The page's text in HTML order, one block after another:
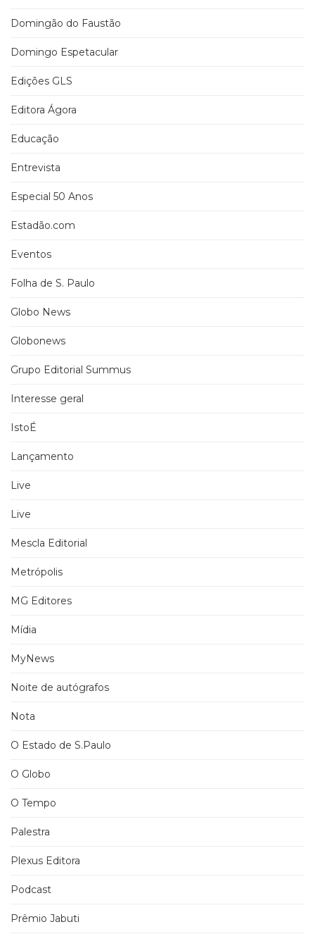
Domingão do Faustão
Domingo Espetacular
Edições GLS
Editora Ágora
Educação
Entrevista
Especial 50 Anos
Estadão.com
Eventos
Folha de S. Paulo
Globo News
Globonews
Grupo Editorial Summus
Interesse geral
IstoÉ
Lançamento
Live
Live
Mescla Editorial
Metrópolis
MG Editores
Mídia
MyNews
Noite de autógrafos
Nota
O Estado de S.Paulo
O Globo
O Tempo
Palestra
Plexus Editora
Podcast
Prêmio Jabuti